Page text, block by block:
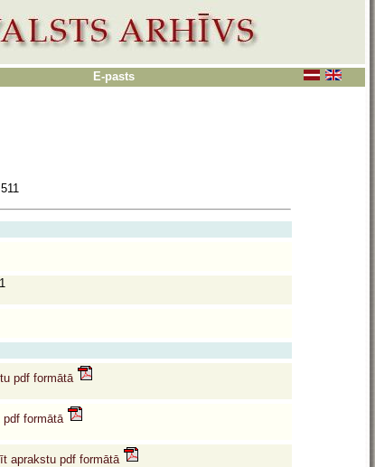
E-pasts
pdf formātā
formātā
aprakstu pdf formātā